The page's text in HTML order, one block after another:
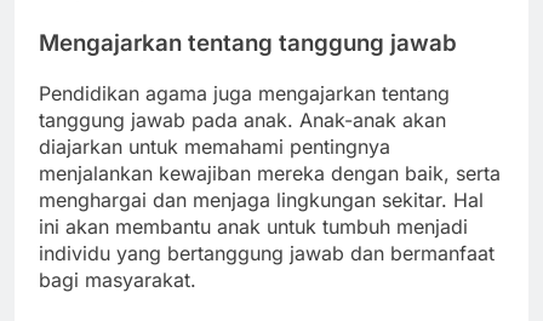
Mengajarkan tentang tanggung jawab
Pendidikan agama juga mengajarkan tentang
tanggung jawab pada anak. Anak-anak akan
diajarkan untuk memahami pentingnya
menjalankan kewajiban mereka dengan baik, serta
menghargai dan menjaga lingkungan sekitar. Hal
ini akan membantu anak untuk tumbuh menjadi
individu yang bertanggung jawab dan bermanfaat
bagi masyarakat.